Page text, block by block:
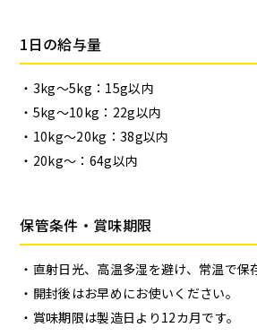
1日の給与量
3kg〜5kg：15g以内
5kg〜10kg：22g以内
10kg〜20kg：38g以内
20kg〜：64g以内
保管条件・賞味期限
直射日光、高温多湿を避け、常温で保
開封後はお早めにお使いください。
賞味期限は製造日より12カ月です。